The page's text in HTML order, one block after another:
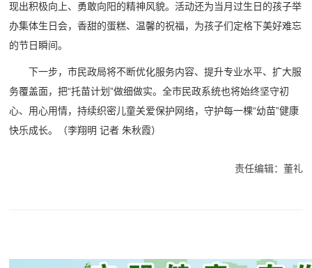
现出积极向上、勇敢向阳的精神风貌。活动还为当月过生日的孩子举
办集体生日会，香甜的蛋糕、温馨的祝福，为孩子们定格下美好难忘
的节日瞬间。
下一步，市民政局将不断优化服务内容、提升专业水平、扩大服
务覆盖面，把“托苗计划”做细做实。全市民政系统也将始终坚守初
心、用心用情，持续织密儿童关爱保护网络，守护每一棵“幼苗”健康
快乐成长。
（李翔明 记者 朱秋霞）
责任编辑：董礼